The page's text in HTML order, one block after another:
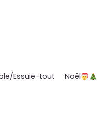
Essuie-tout Noël